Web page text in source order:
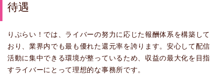
待遇
りぷらい！では、ライバーの努力に応じた報酬体系を構築して
おり、業界内でも最も優れた還元率を誇ります。安心して配信
活動に集中できる環境が整っているため、収益の最大化を目指
すライバーにとって理想的な事務所です。